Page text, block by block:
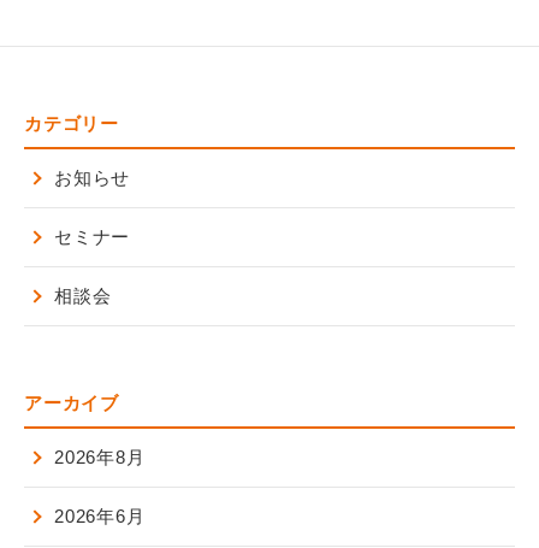
カテゴリー
お知らせ
セミナー
相談会
アーカイブ
2026年8月
2026年6月